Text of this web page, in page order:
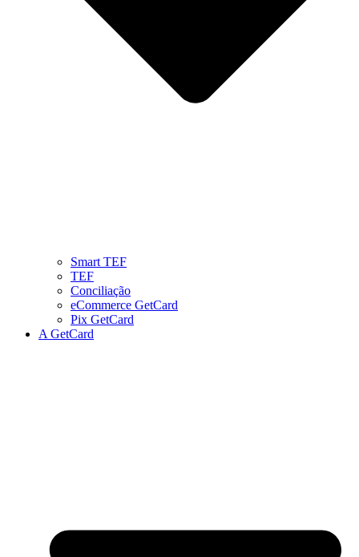
Smart TEF
TEF
Conciliação
eCommerce GetCard
Pix GetCard
A GetCard